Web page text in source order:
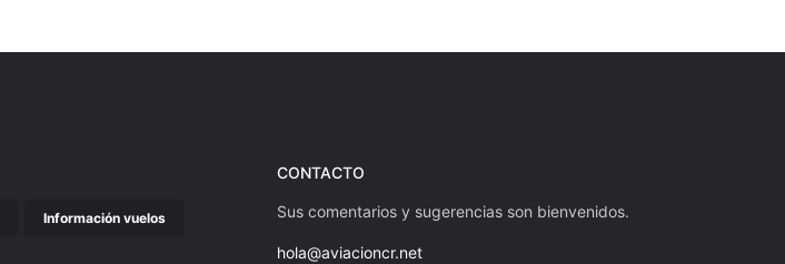
Información vuelos
CONTACTO
Sus comentarios y sugerencias son bienvenidos.
hola@aviacioncr.net